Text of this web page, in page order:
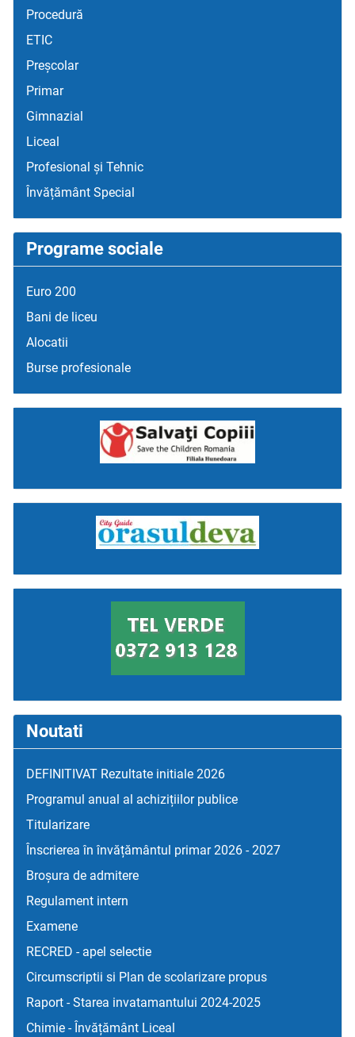
Procedură
ETIC
Preșcolar
Primar
Gimnazial
Liceal
Profesional și Tehnic
Învățământ Special
Programe sociale
Euro 200
Bani de liceu
Alocatii
Burse profesionale
Noutati
DEFINITIVAT Rezultate initiale 2026
Programul anual al achizițiilor publice
Titularizare
Înscrierea în învățământul primar 2026 - 2027
Broșura de admitere
Regulament intern
Examene
RECRED - apel selectie
Circumscriptii si Plan de scolarizare propus
Raport - Starea invatamantului 2024-2025
Chimie - Învățământ Liceal